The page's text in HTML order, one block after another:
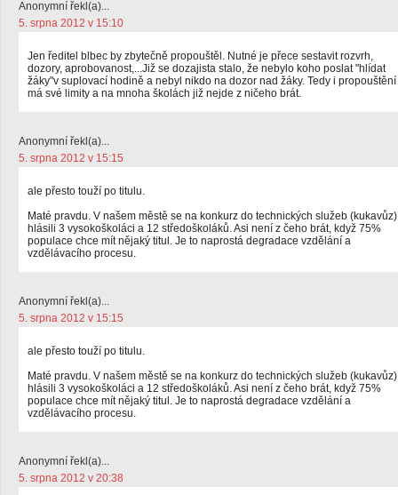
Anonymní řekl(a)...
5. srpna 2012 v 15:10
Jen ředitel blbec by zbytečně propouštěl. Nutné je přece sestavit rozvrh,
dozory, aprobovanost,...Již se dozajista stalo, že nebylo koho poslat "hlídat
žáky"v suplovací hodině a nebyl nikdo na dozor nad žáky. Tedy i propouštění
má své limity a na mnoha školách již nejde z ničeho brát.
Anonymní řekl(a)...
5. srpna 2012 v 15:15
ale přesto touží po titulu.
Maté pravdu. V našem městě se na konkurz do technických služeb (kukavůz)
hlásili 3 vysokoškoláci a 12 středoškoláků. Asi není z čeho brát, když 75%
populace chce mít nějaký titul. Je to naprostá degradace vzdělání a
vzdělávacího procesu.
Anonymní řekl(a)...
5. srpna 2012 v 15:15
ale přesto touží po titulu.
Maté pravdu. V našem městě se na konkurz do technických služeb (kukavůz)
hlásili 3 vysokoškoláci a 12 středoškoláků. Asi není z čeho brát, když 75%
populace chce mít nějaký titul. Je to naprostá degradace vzdělání a
vzdělávacího procesu.
Anonymní řekl(a)...
5. srpna 2012 v 20:38